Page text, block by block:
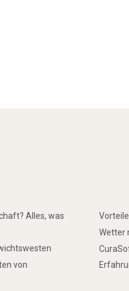
Alles, was
von
Wetter